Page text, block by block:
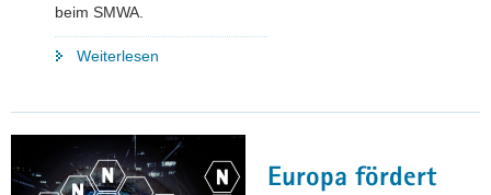
beim SMWA.
Weiterlesen
Stein«:
Sachsen
Europa fördert